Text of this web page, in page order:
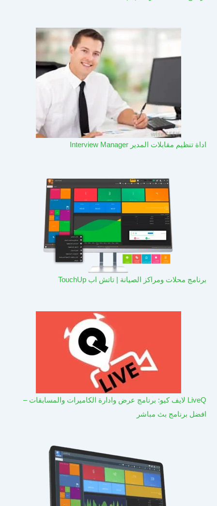
اداة تنظيم مقابلات المدير Interview Manager
برنامج محلات ومراكز الصيانة | تاتش اب TouchUp
LiveQ لايف كيو: برنامج عرض وادارة الكاميرات والمسابقات –
افضل برنامج بث مباشر